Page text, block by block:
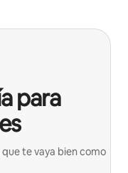
para
te vaya bien como